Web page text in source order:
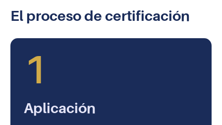
El proceso de certificación
1
Aplicación